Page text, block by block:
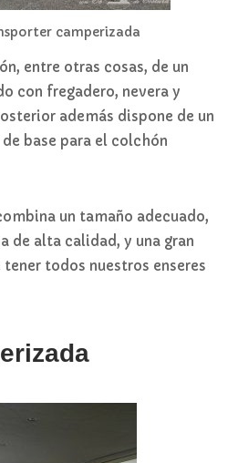
camperizada
entre otras cosas, de un
con fregadero, nevera y
además dispone de un
base para el colchón
un tamaño adecuado,
de alta calidad, y una gran
todos nuestros enseres